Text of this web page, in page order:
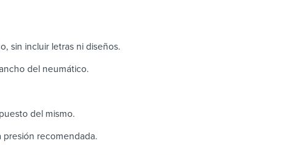
sin incluir letras ni diseños.
del neumático.
del mismo.
presión recomendada.